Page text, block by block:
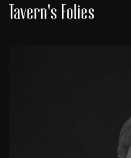
Tavern's Folies